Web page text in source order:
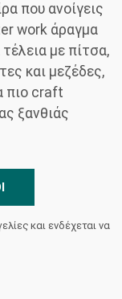
που ανοίγεις
work άραγμα
με πίτσα,
και μεζέδες,
πιο craft
ξανθιάς
και ενδέχεται να